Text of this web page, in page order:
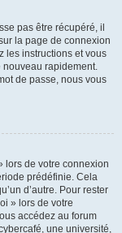
pas être récupéré, il
la page de connexion
les instructions et vous
nouveau rapidement.
de passe, nous vous
lors de votre connexion
prédéfinie. Cela
d’autre. Pour rester
» lors de votre
accédez au forum
une université,